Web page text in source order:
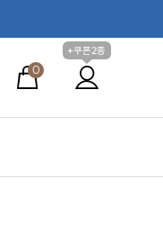
0
+쿠폰2종